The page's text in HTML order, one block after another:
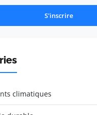
S'inscrire
climatiques